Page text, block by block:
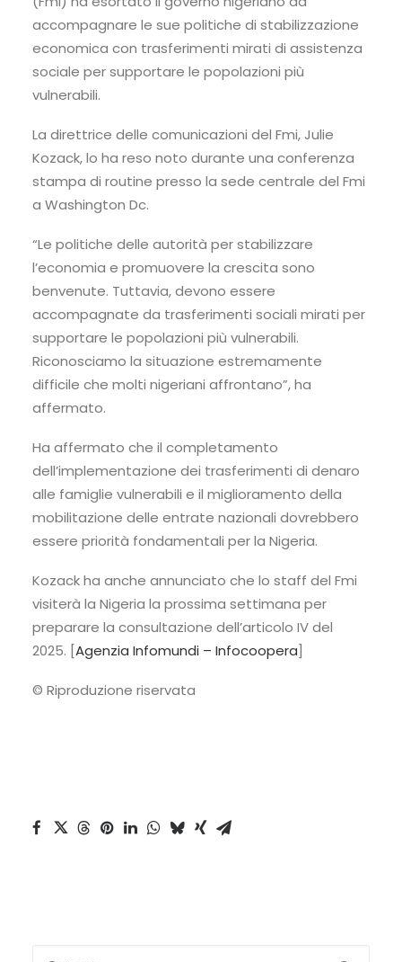
accompagnare le sue politiche di stabilizzazione
economica con trasferimenti mirati di assistenza
sociale per supportare le popolazioni più
vulnerabili.
La direttrice delle comunicazioni del Fmi, Julie
Kozack, lo ha reso noto durante una conferenza
stampa di routine presso la sede centrale del Fmi
a Washington Dc.
“Le politiche delle autorità per stabilizzare
l’economia e promuovere la crescita sono
benvenute. Tuttavia, devono essere
accompagnate da trasferimenti sociali mirati per
supportare le popolazioni più vulnerabili.
Riconosciamo la situazione estremamente
difficile che molti nigeriani affrontano”, ha
affermato.
Ha affermato che il completamento
dell’implementazione dei trasferimenti di denaro
alle famiglie vulnerabili e il miglioramento della
mobilitazione delle entrate nazionali dovrebbero
essere priorità fondamentali per la Nigeria.
Kozack ha anche annunciato che lo staff del Fmi
visiterà la Nigeria la prossima settimana per
preparare la consultazione dell’articolo IV del
2025. [Agenzia Infomundi – Infocoopera]
© Riproduzione riservata